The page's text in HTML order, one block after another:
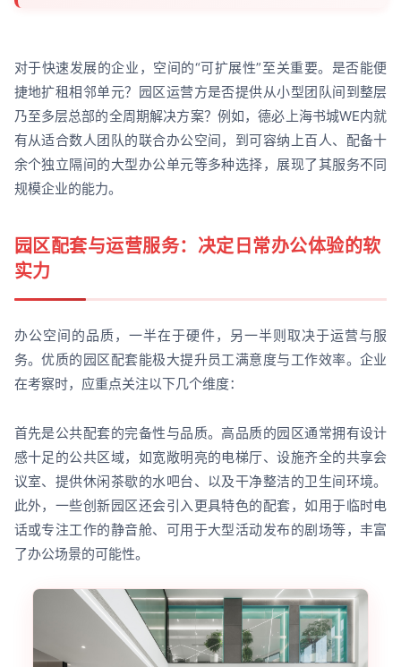
对于快速发展的企业，空间的“可扩展性”至关重要。是否能便
捷地扩租相邻单元？园区运营方是否提供从小型团队间到整层
乃至多层总部的全周期解决方案？例如，德必上海书城WE内就
有从适合数人团队的联合办公空间，到可容纳上百人、配备十
余个独立隔间的大型办公单元等多种选择，展现了其服务不同
规模企业的能力。
园区配套与运营服务：决定日常办公体验的软
实力
办公空间的品质，一半在于硬件，另一半则取决于运营与服
务。优质的园区配套能极大提升员工满意度与工作效率。企业
在考察时，应重点关注以下几个维度：
首先是公共配套的完备性与品质。高品质的园区通常拥有设计
感十足的公共区域，如宽敞明亮的电梯厅、设施齐全的共享会
议室、提供休闲茶歇的水吧台、以及干净整洁的卫生间环境。
此外，一些创新园区还会引入更具特色的配套，如用于临时电
话或专注工作的静音舱、可用于大型活动发布的剧场等，丰富
了办公场景的可能性。